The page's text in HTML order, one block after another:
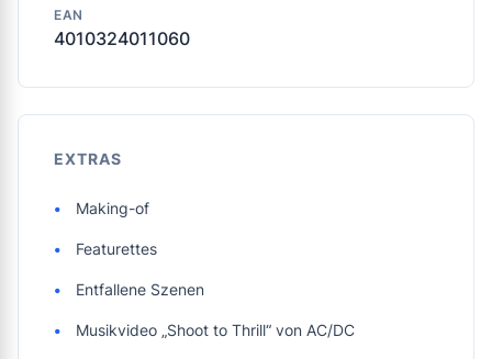
EAN
4010324011060
EXTRAS
Making-of
Featurettes
Entfallene Szenen
Musikvideo „Shoot to Thrill“ von AC/DC